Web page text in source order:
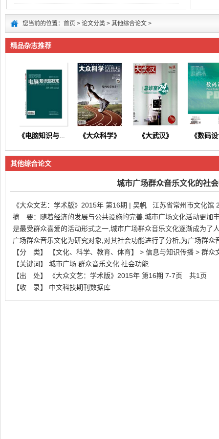
您当前的位置： 首页 > 论文分类 > 其他综合论文 >
精品杂志推荐
《电脑知识与技术》 《大众科学》 《大武汉》 《数码
《东方养生》 《今日财富》 《今日健康》 《商
其他综合论文
城市广场群众音乐文化的社
《大众文艺：学术版》2015年 第16期 | 吴帆 江苏省常州市文化馆
摘 要：随着经济的发展与公共设施的完善,城市广场文化活动更加
是最受群众喜爱的活动形式之一,城市广场群众音乐文化逐渐成为了
广场群众音乐文化为研究对象,对其社会功能进行了分析,为广场群众
【分 类】 【文化、科学、教育、体育】 > 信息与知识传播 > 群众
【关键词】 城市广场 群众音乐文化 社会功能
【出 处】 《大众文艺：学术版》2015年 第16期 7-7页 共1页
【收 录】 中文科技期刊数据库